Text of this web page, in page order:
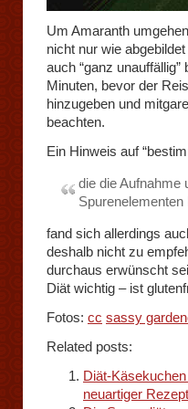
Um Amaranth
nicht nur wie
auch “ganz unauffällig”
Minuten, bevor der
hinzugeben und
beachten.
Ein Hinweis auf
die die Aufnahme
fand sich allerdings
deshalb nicht zu
durchaus erwünscht
Diät wichtig – ist
Fotos: cc sassy
Related posts:
Diät-
neuartiger